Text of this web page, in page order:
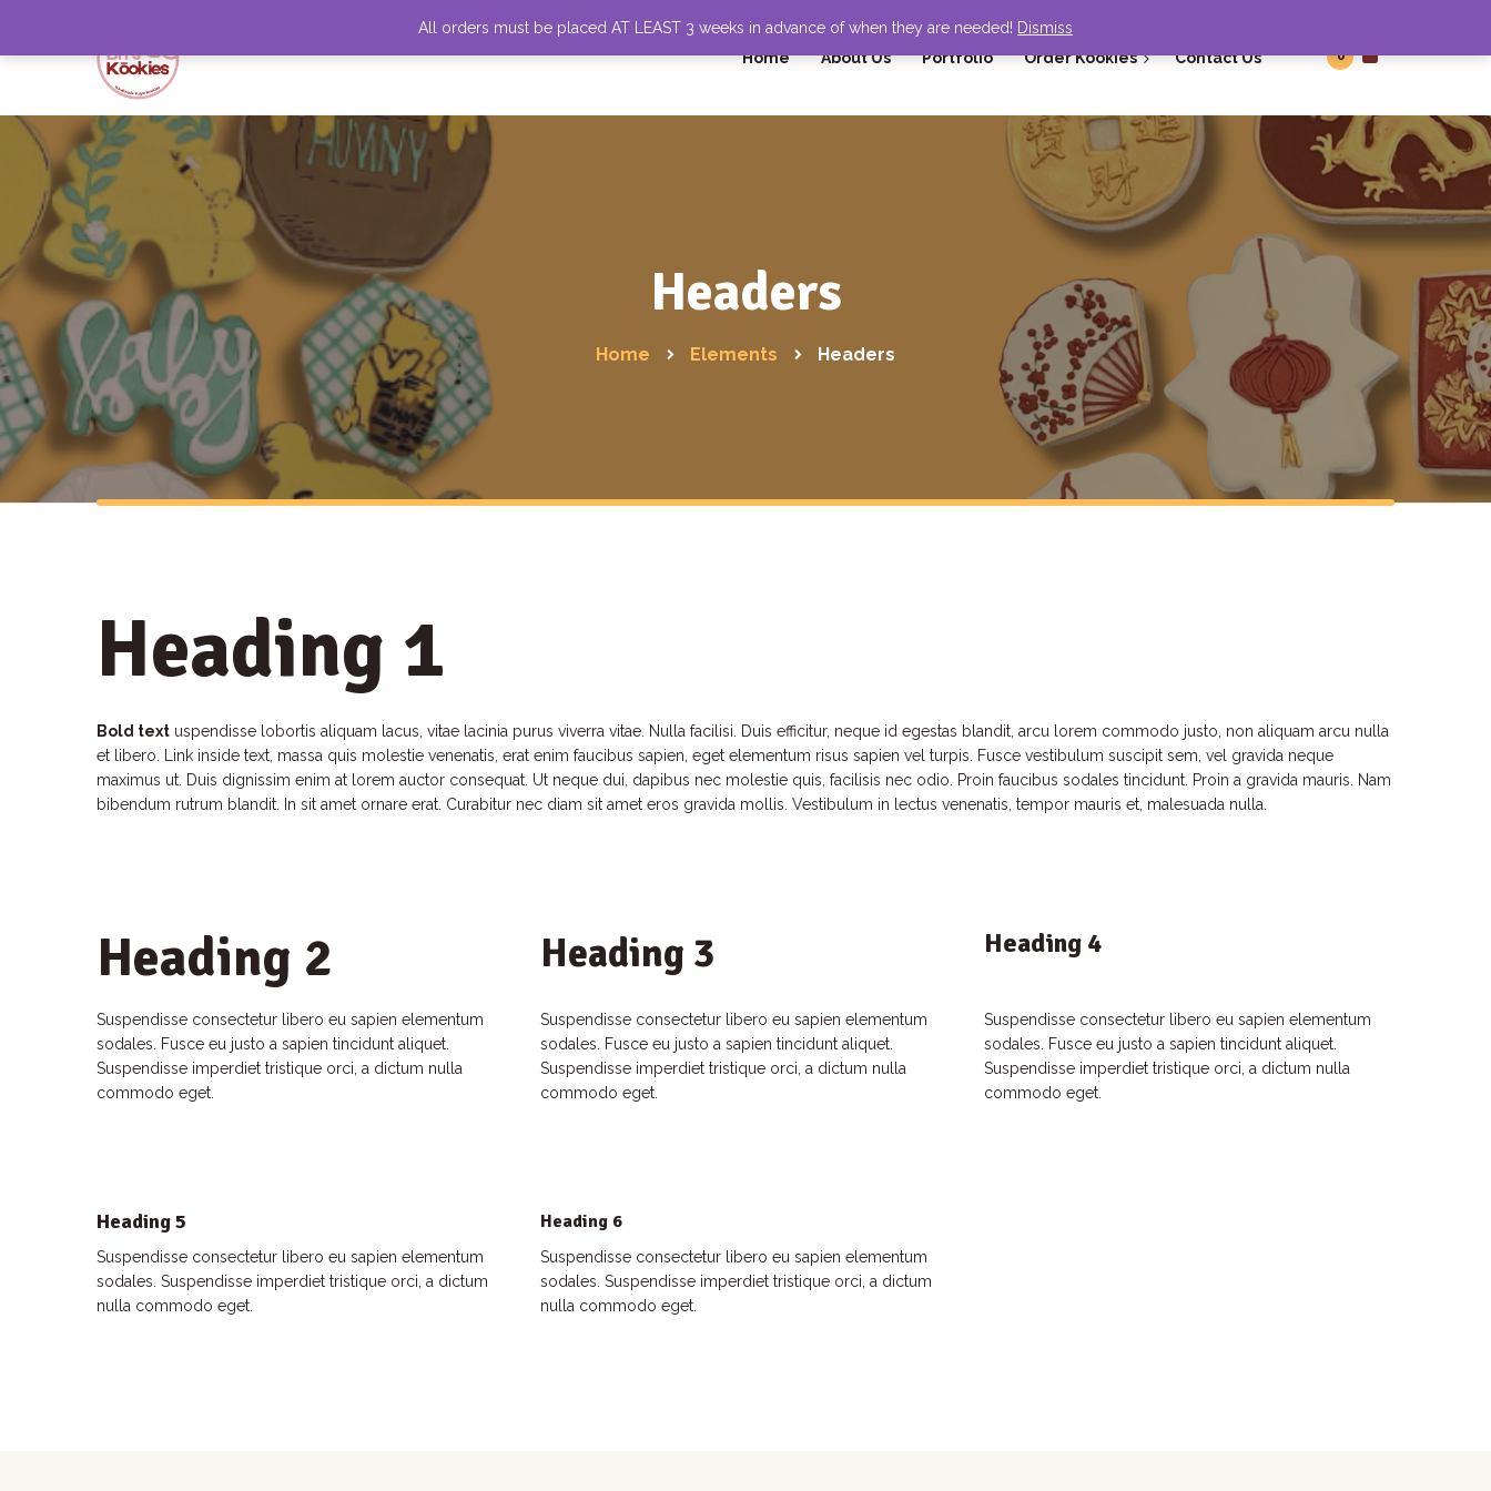
Home About Us Portfolio Order Kookies Contact Us 0
Headers
Home Elements Headers
Heading 1
Bold text uspendisse lobortis aliquam lacus, vitae lacinia purus viverra vitae. Nulla facilisi. Duis efficitur, neque id egestas blandit, arcu lorem commodo justo, non aliquam arcu nulla
et libero. Link inside text, massa quis molestie venenatis, erat enim faucibus sapien, eget elementum risus sapien vel turpis. Fusce vestibulum suscipit sem, vel gravida neque
maximus ut. Duis dignissim enim at lorem auctor consequat. Ut neque dui, dapibus nec molestie quis, facilisis nec odio. Proin faucibus sodales tincidunt. Proin a gravida mauris. Nam
bibendum rutrum blandit. In sit amet ornare erat. Curabitur nec diam sit amet eros gravida mollis. Vestibulum in lectus venenatis, tempor mauris et, malesuada nulla.
Heading 2 Heading 3 Heading 4
Suspendisse consectetur libero eu sapien elementum
sodales. Fusce eu justo a sapien tincidunt aliquet.
Suspendisse imperdiet tristique orci, a dictum nulla
commodo eget.
Suspendisse consectetur libero eu sapien elementum
sodales. Fusce eu justo a sapien tincidunt aliquet.
Suspendisse imperdiet tristique orci, a dictum nulla
commodo eget.
Suspendisse consectetur libero eu sapien elementum
sodales. Fusce eu justo a sapien tincidunt aliquet.
Suspendisse imperdiet tristique orci, a dictum nulla
commodo eget.
Heading 5 Heading 6
Suspendisse consectetur libero eu sapien elementum
sodales. Suspendisse imperdiet tristique orci, a dictum
nulla commodo eget.
Suspendisse consectetur libero eu sapien elementum
sodales. Suspendisse imperdiet tristique orci, a dictum
nulla commodo eget.
All orders must be placed AT LEAST 3 weeks in advance of when they are needed! Dismiss